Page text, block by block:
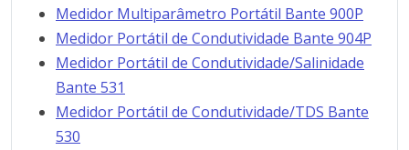
Medidor Multiparâmetro Portátil Bante 900P
Medidor Portátil de Condutividade Bante 904P
Medidor Portátil de Condutividade/Salinidade
Bante 531
Medidor Portátil de Condutividade/TDS Bante
530